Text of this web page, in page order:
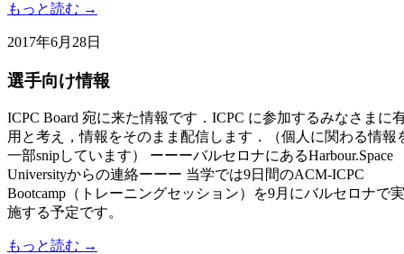
もっと読む →
2017年6月28日
選手向け情報
ICPC Board 宛に来た情報です．ICPC に参加するみなさまに
用と考え，情報をそのまま配信します．（個人に関わる情報
一部snipしています） ーーーバルセロナにあるHarbour.Space
Universityからの連絡ーーー 当学では9日間のACM-ICPC
Bootcamp（トレーニングセッション）を9月にバルセロナで実
施する予定です。
もっと読む →